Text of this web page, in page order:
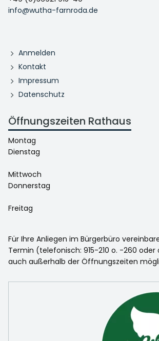
info@wutha-farnroda.de
Anmelden
Kontakt
Impressum
Datenschutz
Öffnungszeiten Rathaus
Montag
Dienstag
Mittwoch
Donnerstag
Freitag
Für Ihre Anliegen im Bürgerbüro
Termin (telefonisch: 915-210 o. -260 oder
auch außerhalb der Öffnungszeiten